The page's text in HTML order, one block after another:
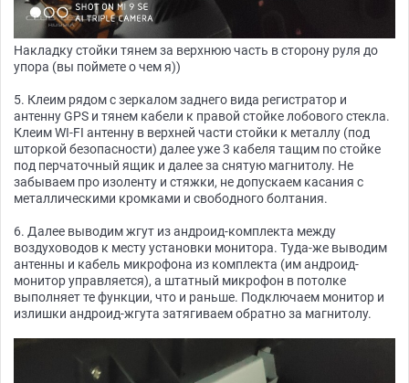
Накладку стойки тянем за верхнюю часть в сторону руля до
упора (вы поймете о чем я))
5. Клеим рядом с зеркалом заднего вида регистратор и
антенну GPS и тянем кабели к правой стойке лобового стекла.
Клеим WI-FI антенну в верхней части стойки к металлу (под
шторкой безопасности) далее уже 3 кабеля тащим по стойке
под перчаточный ящик и далее за снятую магнитолу. Не
забываем про изоленту и стяжки, не допускаем касания с
металлическими кромками и свободного болтания.
6. Далее выводим жгут из андроид-комплекта между
воздуховодов к месту установки монитора. Туда-же выводим
антенны и кабель микрофона из комплекта (им андроид-
монитор управляется), а штатный микрофон в потолке
выполняет те функции, что и раньше. Подключаем монитор и
излишки андроид-жгута затягиваем обратно за магнитолу.